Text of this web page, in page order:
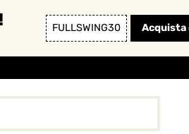
FULLSWING30 Acquista